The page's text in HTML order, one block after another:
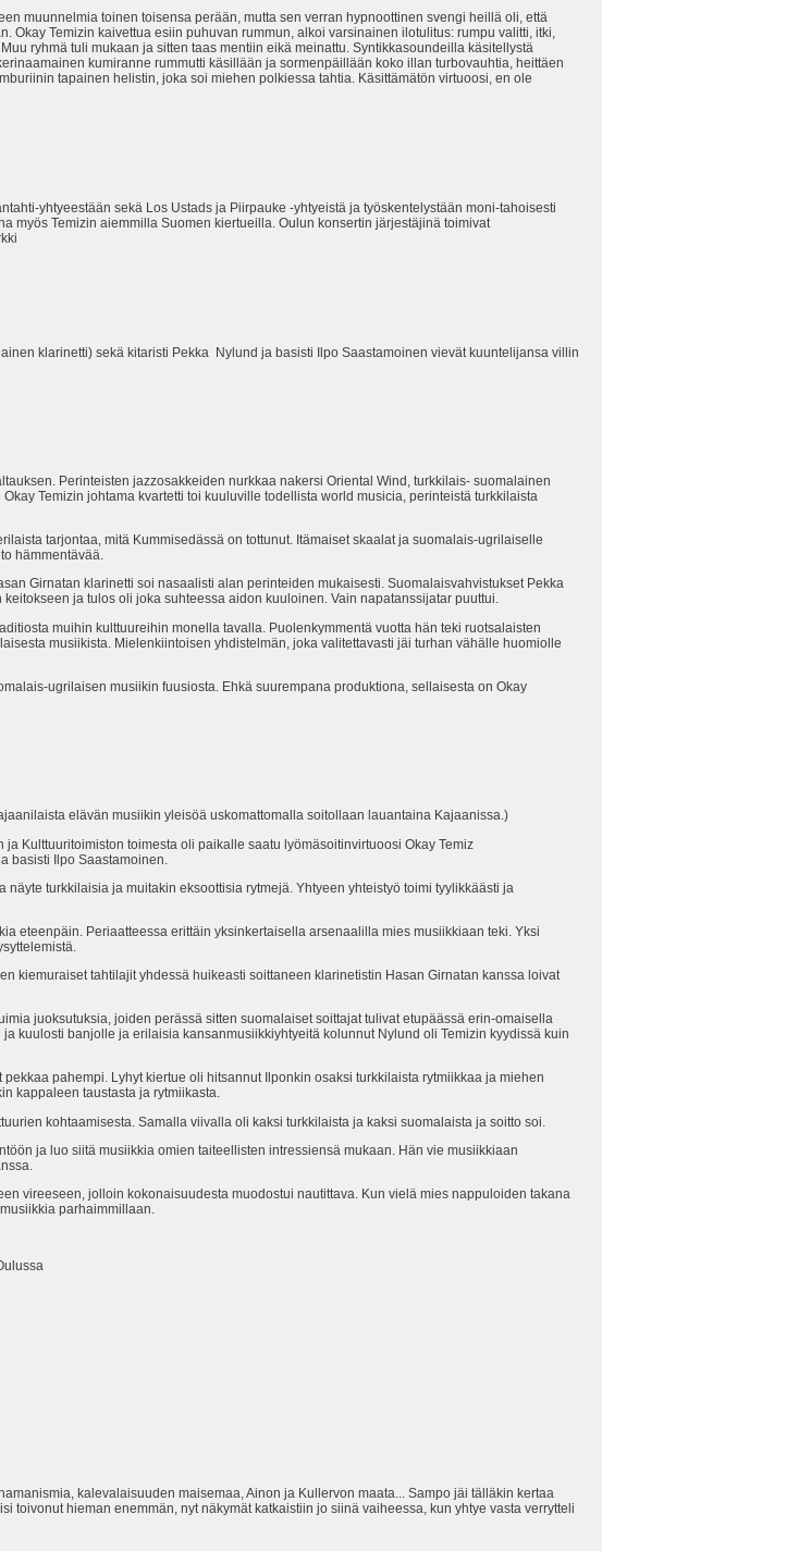
muunnelmia toinen toisensa perään, mutta sen verran hypnoottinen svengi heillä oli, että
Okay Temizin kaivettua esiin puhuvan rummun, alkoi varsinainen ilotulitus: rumpu valitti, itki,
ryhmä tuli mukaan ja sitten taas mentiin eikä meinattu. Syntikkasoundeilla käsitellystä
kumiranne rummutti käsillään ja sormenpäillään koko illan turbovauhtia, heittäen
tapainen helistin, joka soi miehen polkiessa tahtia. Käsittämätön virtuoosi, en ole
yhtyeestään sekä Los Ustads ja Piirpauke -yhtyeistä ja työskentelystään moni-tahoisesti
myös Temizin aiemmilla Suomen kiertueilla. Oulun konsertin järjestäjinä toimivat
klarinetti) sekä kitaristi Pekka Nylund ja basisti Ilpo Saastamoinen vievät kuuntelijansa villin
Perinteisten jazzosakkeiden nurkkaa nakersi Oriental Wind, turkkilais- suomalainen
Temizin johtama kvartetti toi kuuluville todellista world musicia, perinteistä turkkilaista
tarjontaa, mitä Kummisedässä on tottunut. Itämaiset skaalat ja suomalais-ugrilaiselle
hämmentävää.
Girnatan klarinetti soi nasaalisti alan perinteiden mukaisesti. Suomalaisvahvistukset Pekka
ja tulos oli joka suhteessa aidon kuuloinen. Vain napatanssijatar puuttui.
muihin kulttuureihin monella tavalla. Puolenkymmentä vuotta hän teki ruotsalaisten
musiikista. Mielenkiintoisen yhdistelmän, joka valitettavasti jäi turhan vähälle huomiolle
ugrilaisen musiikin fuusiosta. Ehkä suurempana produktiona, sellaisesta on Okay
elävän musiikin yleisöä uskomattomalla soitollaan lauantaina Kajaanissa.)
Kulttuuritoimiston toimesta oli paikalle saatu lyömäsoitinvirtuoosi Okay Temiz
basisti Ilpo Saastamoinen.
turkkilaisia ja muitakin eksoottisia rytmejä. Yhtyeen yhteistyö toimi tyylikkäästi ja
eteenpäin. Periaatteessa erittäin yksinkertaisella arsenaalilla mies musiikkiaan teki. Yksi
kiemuraiset tahtilajit yhdessä huikeasti soittaneen klarinetistin Hasan Girnatan kanssa loivat
juoksutuksia, joiden perässä sitten suomalaiset soittajat tulivat etupäässä erin-omaisella
kuulosti banjolle ja erilaisia kansanmusiikkiyhtyeitä kolunnut Nylund oli Temizin kyydissä kuin
pahempi. Lyhyt kiertue oli hitsannut Ilponkin osaksi turkkilaista rytmiikkaa ja miehen
kappaleen taustasta ja rytmiikasta.
kohtaamisesta. Samalla viivalla oli kaksi turkkilaista ja kaksi suomalaista ja soitto soi.
ja luo siitä musiikkia omien taiteellisten intressiensä mukaan. Hän vie musiikkiaan
vireeseen, jolloin kokonaisuudesta muodostui nautittava. Kun vielä mies nappuloiden takana
parhaimmillaan.
kalevalaisuuden maisemaa, Ainon ja Kullervon maata... Sampo jäi tälläkin kertaa
toivonut hieman enemmän, nyt näkymät katkaistiin jo siinä vaiheessa, kun yhtye vasta verrytteli